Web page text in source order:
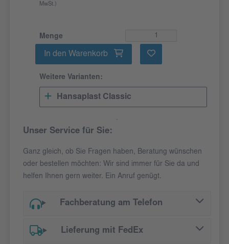
MwSt.)
Menge
In den Warenkorb
Weitere Varianten:
Hansaplast Classic
Unser Service für Sie:
Ganz gleich, ob Sie Fragen haben, Beratung wünschen
oder bestellen möchten: Wir sind immer für Sie da und
helfen Ihnen gern weiter. Ein Anruf genügt.
Fachberatung am Telefon
Lieferung mit FedEx